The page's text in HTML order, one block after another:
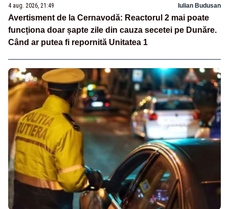
4 aug. 2026, 21:49 Iulian Budusan
Avertisment de la Cernavodă: Reactorul 2 mai poate
funcționa doar șapte zile din cauza secetei pe Dunăre.
Când ar putea fi repornită Unitatea 1